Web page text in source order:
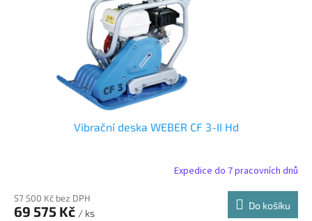
Vibrační deska WEBER CF 3-II Hd
Expedice do 7 pracovních dnů
57 500 Kč bez DPH
69 575 Kč / ks
Do košíku